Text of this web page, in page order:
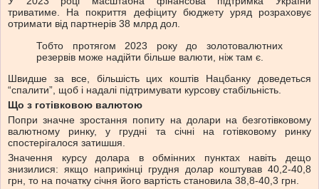
триватиме. На покриття дефіциту бюджету уряд розраховує
отримати від партнерів 38 млрд дол.
Тобто протягом 2023 року до золотовалютних
резервів може надійти більше валюти, ніж там є.
Швидше за все, більшість цих коштів Нацбанку доведеться
“спалити”, щоб і надалі підтримувати курсову стабільність.
Що з готівковою валютою
Попри значне зростання попиту на долари на безготівковому
валютному ринку, у грудні та січні на готівковому ринку
спостерігалося затишшя.
Значення курсу долара в обмінних пунктах навіть дещо
знизилися: якщо наприкінці грудня долар коштував 40,2-40,8
грн, то на початку січня його вартість становила 38,8-40,3 грн.